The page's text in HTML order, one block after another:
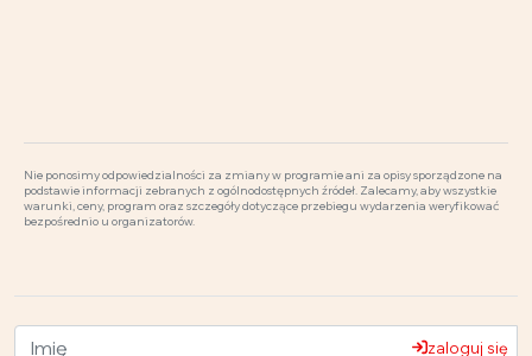
Nie ponosimy odpowiedzialności za zmiany w programie ani za opisy sporządzone na
podstawie informacji zebranych z ogólnodostępnych źródeł. Zalecamy, aby wszystkie
warunki, ceny, program oraz szczegóły dotyczące przebiegu wydarzenia weryfikować
bezpośrednio u organizatorów.
zaloguj się